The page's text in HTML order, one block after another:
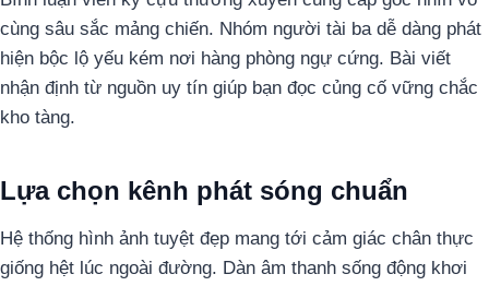
cùng sâu sắc mảng chiến. Nhóm người tài ba dễ dàng phát
hiện bộc lộ yếu kém nơi hàng phòng ngự cứng. Bài viết
nhận định từ nguồn uy tín giúp bạn đọc củng cố vững chắc
kho tàng.
Lựa chọn kênh phát sóng chuẩn
Hệ thống hình ảnh tuyệt đẹp mang tới cảm giác chân thực
giống hệt lúc ngoài đường. Dàn âm thanh sống động khơi